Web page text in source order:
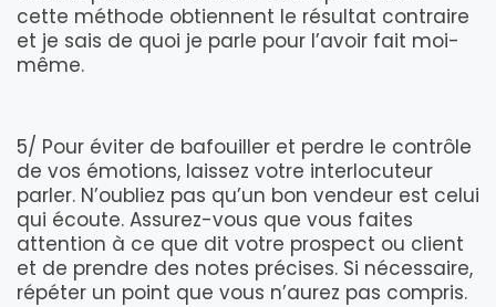
cette méthode obtiennent le résultat contraire
et je sais de quoi je parle pour l’avoir fait moi-
même.
5/ Pour éviter de bafouiller et perdre le contrôle
de vos émotions, laissez votre interlocuteur
parler. N’oubliez pas qu’un bon vendeur est celui
qui écoute. Assurez-vous que vous faites
attention à ce que dit votre prospect ou client
et de prendre des notes précises. Si nécessaire,
répéter un point que vous n’aurez pas compris.